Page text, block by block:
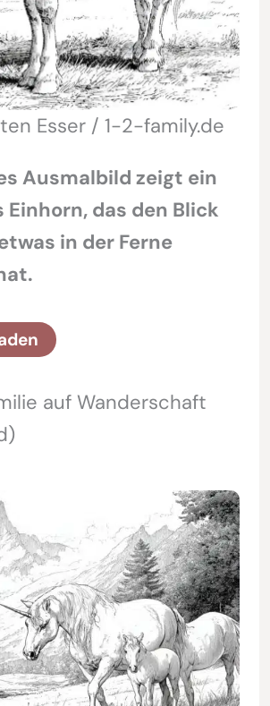
Esser / 1-2-family.de
Ausmalbild zeigt ein
das den Blick
in der Ferne
auf Wanderschaft